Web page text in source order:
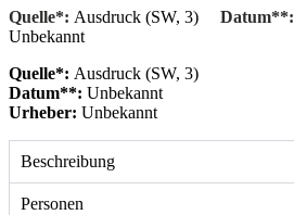
Quelle*: Ausdruck (SW, 3) Datum**:
Unbekannt
Quelle*: Ausdruck (SW, 3)
Datum**: Unbekannt
Urheber: Unbekannt
Beschreibung
Personen